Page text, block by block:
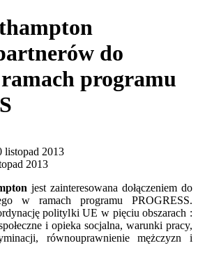
do
programu
listopad 2013
2013
jest zainteresowana dołączeniem do
w ramach programu PROGRESS.
politylki UE w pięciu obszarach :
i opieka socjalna, warunki pracy,
równouprawnienie mężczyzn i